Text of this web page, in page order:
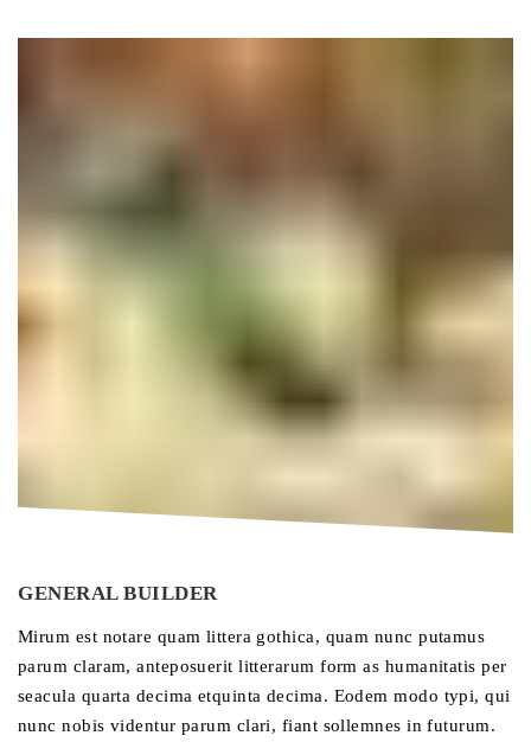
GENERAL BUILDER
Mirum est notare quam littera gothica, quam nunc putamus
parum claram, anteposuerit litterarum form as humanitatis per
seacula quarta decima etquinta decima. Eodem modo typi, qui
nunc nobis videntur parum clari, fiant sollemnes in futurum.